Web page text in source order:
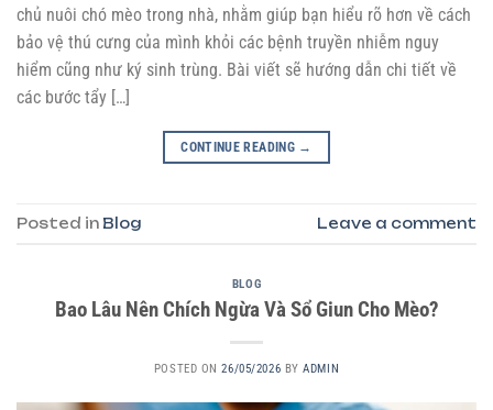
chủ nuôi chó mèo trong nhà, nhằm giúp bạn hiểu rõ hơn về cách
bảo vệ thú cưng của mình khỏi các bệnh truyền nhiễm nguy
hiểm cũng như ký sinh trùng. Bài viết sẽ hướng dẫn chi tiết về
các bước tẩy […]
CONTINUE READING →
Posted in Blog Leave a comment
BLOG
Bao Lâu Nên Chích Ngừa Và Sổ Giun Cho Mèo?
POSTED ON26/05/2026 BYADMIN